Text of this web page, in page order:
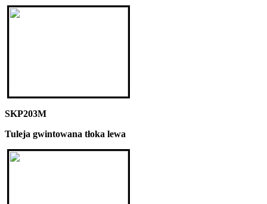
SKP203M
Tuleja gwintowana tłoka lewa